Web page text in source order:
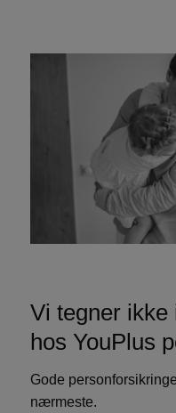
Vi tegner ikke
hos YouPlus
Gode
nærmeste.